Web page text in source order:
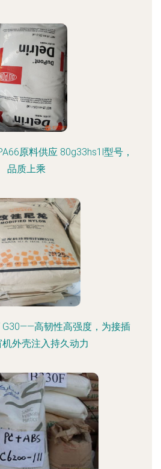
原料供应 80g33hs1l型号，
品质上乘
G30——高韧性高强度，为接插
外壳注入持久动力